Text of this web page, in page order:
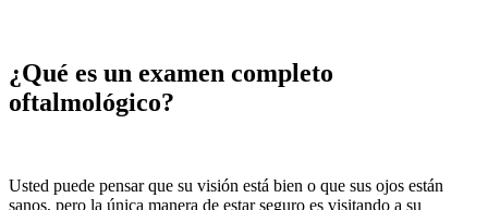
¿Qué es un examen completo
oftalmológico?
Usted puede pensar que su visión está bien o que sus ojos están
sanos, pero la única manera de estar seguro es visitando a su